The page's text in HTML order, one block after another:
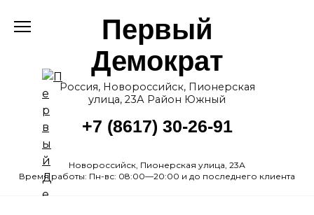
Первый
Демократ
Россия, Новороссийск, Пионерская
улица, 23А Район Южный
+7 (8617) 30-26-91
Новороссийск, Пионерская улица, 23А
Время работы: Пн-вс: 08:00—20:00 и до последнего клиента